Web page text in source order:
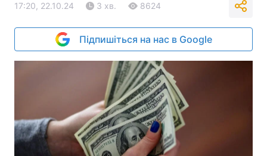
17:20, 22.10.24 3 хв. 8624
Підпишіться на нас в Google